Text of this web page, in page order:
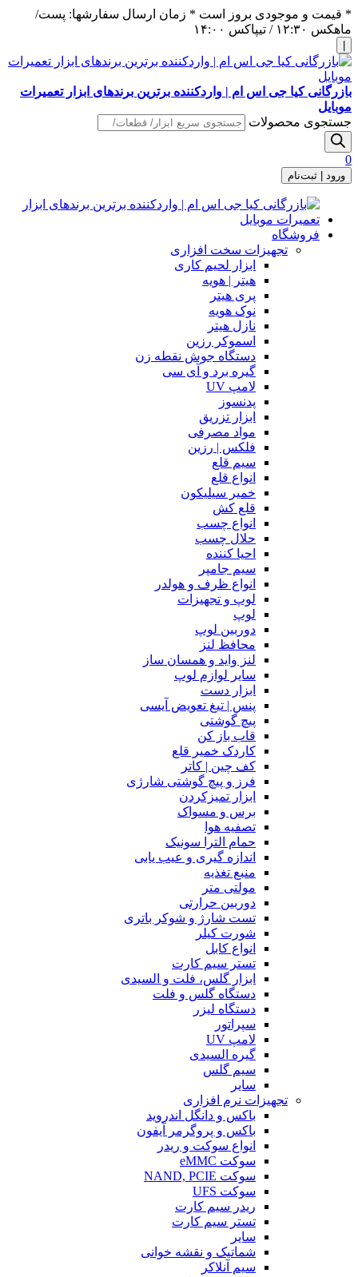
* قیمت و موجودی بروز است * زمان ارسال سفارشها: پست/
ماهکس ١٢:٣٠ / تیپاکس ١۴:٠٠
بازرگانی کیا جی اس ام | واردکننده برترین برندهای ابزار تعمیرات
موبایل
جستجوی محصولات
0
ورود | ثبت‌نام
فروشگاه
تجهیزات سخت افزاری
ابزار لحیم کاری
هیتر | هویه
پری هیتر
نوک هویه
نازل هیتر
اسموکر رزین
دستگاه جوش نقطه زن
گیره برد و آی سی
لامپ UV
پدنسوز
ابزار تزریق
مواد مصرفی
فلکس | رزین
سیم قلع
انواع قلع
خمیر سیلیکون
قلع کش
انواع چسب
حلال چسب
احیا کننده
سیم جامپر
انواع ظرف و هولدر
لوپ و تجهیزات
لوپ
دوربین لوپ
محافظ لنز
لنز واید و همسان ساز
سایر لوازم لوپ
ابزار دست
پنس | تیغ تعویض آیسی
پیچ گوشتی
قاب باز کن
کاردک خمیر قلع
کف چین | کاتر
فرز و پیچ گوشتی شارژی
ابزار تمیزکردن
برس و مسواک
تصفیه هوا
حمام الترا سونیک
اندازه گیری و عیب یابی
منبع تغذیه
مولتی متر
دوربین حرارتی
تست شارژ و شوکر باتری
شورت کیلر
انواع کابل
تستر سیم کارت
ابزار گلس، فلت و السیدی
دستگاه گلس و فلت
دستگاه لیزر
سپراتور
لامپ UV
گیره السیدی
سیم گلس
سایر
تجهیزات نرم افزاری
باکس و دانگل اندروید
باکس و پروگرمر آیفون
انواع سوکت و ریدر
سوکت eMMC
سوکت NAND, PCIE
سوکت UFS
ریدر سیم کارت
تستر سیم کارت
سایر
شماتیک و نقشه خوانی
سیم آنلاکر